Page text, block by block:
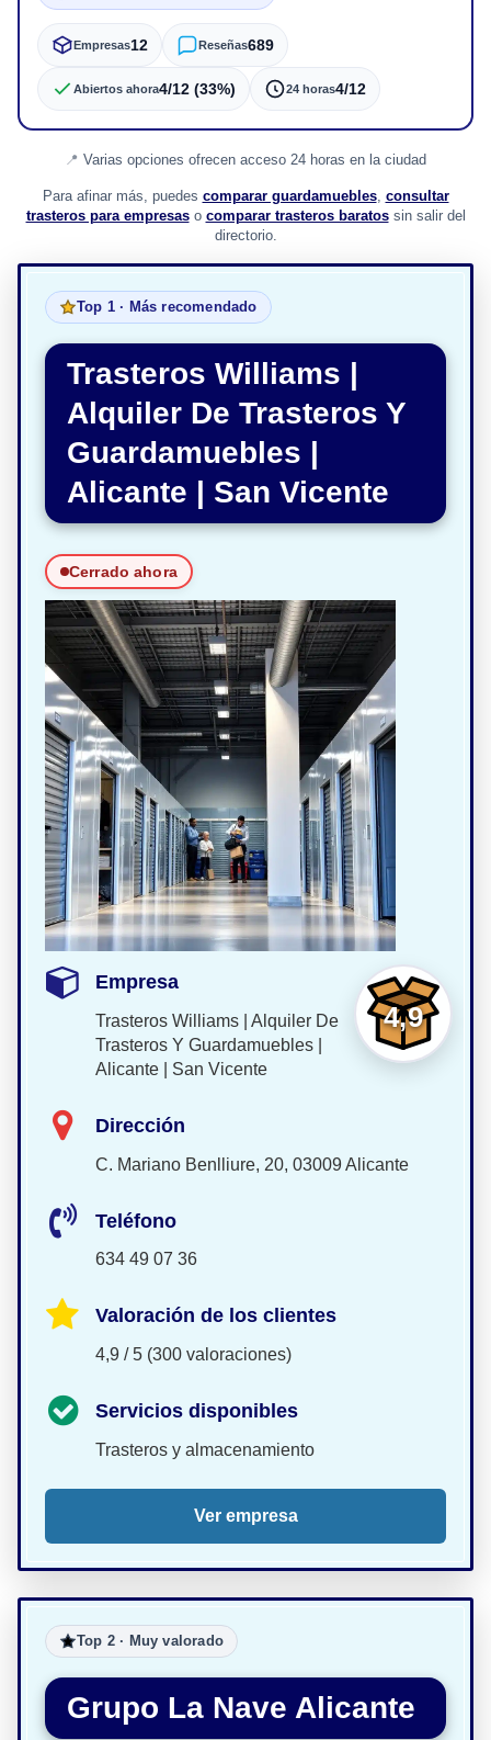
Empresas12 Reseñas689
Abiertos ahora4/12 (33%) 24 horas4/12
Varias opciones ofrecen acceso 24 horas en la ciudad
Para afinar más, puedes comparar guardamuebles, consultar
trasteros para empresaso comparar trasteros baratossin salir del
directorio.
Top 1 · Más recomendado
Trasteros Williams |
Alquiler De Trasteros Y
Guardamuebles |
Alicante | San Vicente
Cerrado ahora
4,9
Empresa
Trasteros Williams | Alquiler De
Trasteros Y Guardamuebles |
Alicante | San Vicente
Dirección
C. Mariano Benlliure, 20, 03009 Alicante
Teléfono
634 49 07 36
Valoración de los clientes
4,9 / 5 (300 valoraciones)
Servicios disponibles
Trasteros y almacenamiento
Ver empresa
Top 2 · Muy valorado
Grupo La Nave Alicante